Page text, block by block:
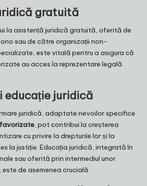
gratuită
la asistență juridică gratuită, oferită de
sau de către organizații non-
este vitală pentru a asigura că
au acces la reprezentare legală
educație juridică
juridică, adaptate nevoilor specifice
, pot contribui la creșterea
cu privire la drepturile lor și la
la justiție. Educația juridică, integrată în
sau oferită prin intermediul unor
este de asemenea crucială.